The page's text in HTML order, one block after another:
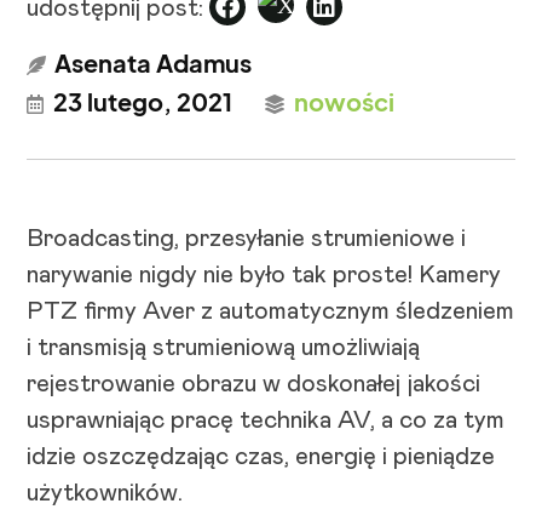
udostępnij post:
Asenata Adamus
23 lutego, 2021
nowości
Broadcasting, przesyłanie strumieniowe i
narywanie nigdy nie było tak proste! Kamery
PTZ firmy Aver z automatycznym śledzeniem
i transmisją strumieniową umożliwiają
rejestrowanie obrazu w doskonałej jakości
usprawniając pracę technika AV, a co za tym
idzie oszczędzając czas, energię i pieniądze
użytkowników.